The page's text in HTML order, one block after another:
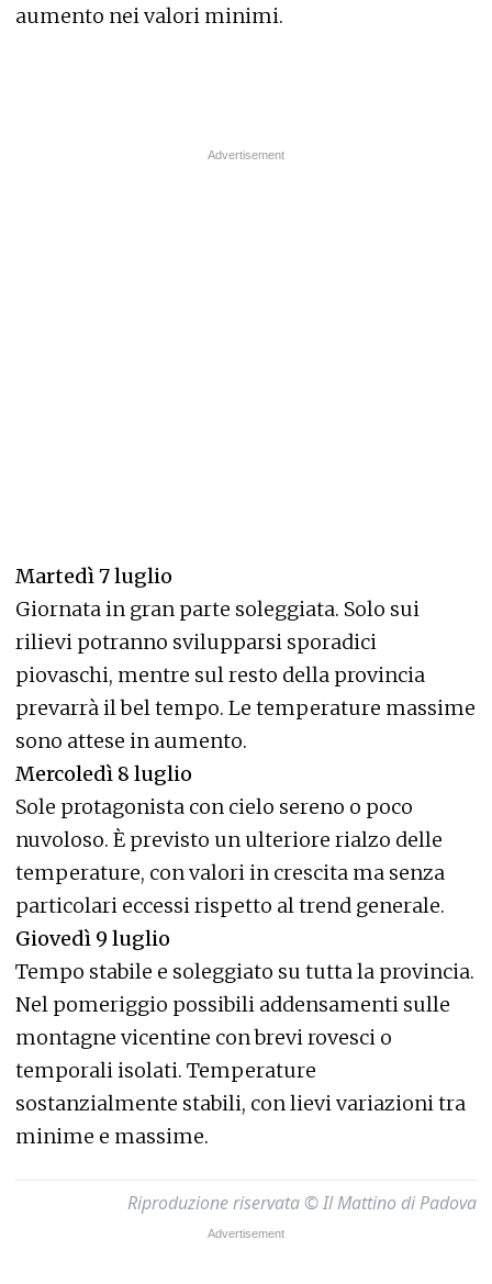
aumento nei valori minimi.
Martedì 7 luglio
Giornata in gran parte soleggiata. Solo sui
rilievi potranno svilupparsi sporadici
piovaschi, mentre sul resto della provincia
prevarrà il bel tempo. Le temperature massime
sono attese in aumento.
Mercoledì 8 luglio
Sole protagonista con cielo sereno o poco
nuvoloso. È previsto un ulteriore rialzo delle
temperature, con valori in crescita ma senza
particolari eccessi rispetto al trend generale.
Giovedì 9 luglio
Tempo stabile e soleggiato su tutta la provincia.
Nel pomeriggio possibili addensamenti sulle
montagne vicentine con brevi rovesci o
temporali isolati. Temperature
sostanzialmente stabili, con lievi variazioni tra
minime e massime.
Riproduzione riservata © Il Mattino di Padova